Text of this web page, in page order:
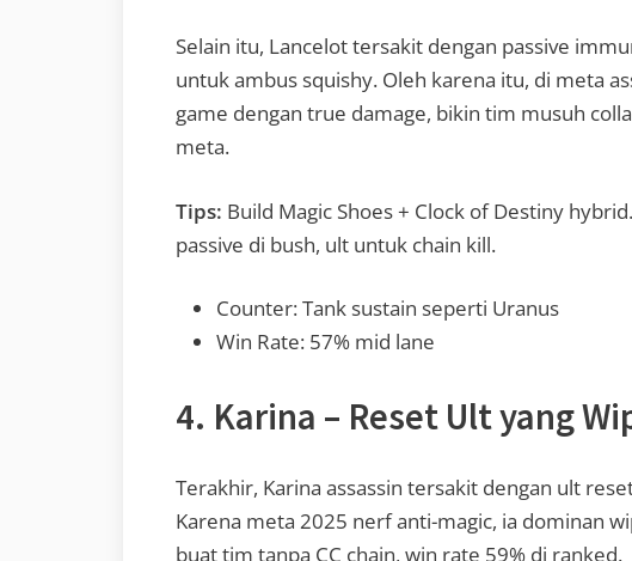
Selain itu, Lancelot tersakit dengan passive
untuk ambus squishy. Oleh karena itu, di meta
game dengan true damage, bikin tim musuh
meta.
Tips: Build Magic Shoes + Clock of Destiny
passive di bush, ult untuk chain kill.
Counter: Tank sustain seperti Uranus
Win Rate: 57% mid lane
4. Karina – Reset Ult yang
Terakhir, Karina assassin tersakit dengan ult
Karena meta 2025 nerf anti-magic, ia dominan
buat tim tanpa CC chain, win rate 59% di ranked.